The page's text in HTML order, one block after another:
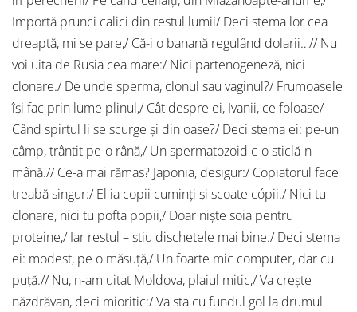
Importă prunci calici din restul lumii/ Deci stema lor cea
dreaptă, mi se pare,/ Că-i o banană regulând dolarii…// Nu
voi uita de Rusia cea mare:/ Nici partenogeneză, nici
clonare./ De unde sperma, clonul sau vaginul?/ Frumoasele
își fac prin lume plinul,/ Cât despre ei, Ivanii, ce foloase/
Când spirtul li se scurge și din oase?/ Deci stema ei: pe-un
câmp, trântit pe-o rână,/ Un spermatozoid c-o sticlă-n
mână.// Ce-a mai rămas? Japonia, desigur:/ Copiatorul face
treabă singur:/ El ia copii cuminţi și scoate cópii./ Nici tu
clonare, nici tu pofta popii,/ Doar niște soia pentru
proteine,/ Iar restul – știu dischetele mai bine./ Deci stema
ei: modest, pe o măsuţă,/ Un foarte mic computer, dar cu
puţă.// Nu, n-am uitat Moldova, plaiul mitic,/ Va crește
năzdrăvan, deci mioritic:/ Va sta cu fundul gol la drumul